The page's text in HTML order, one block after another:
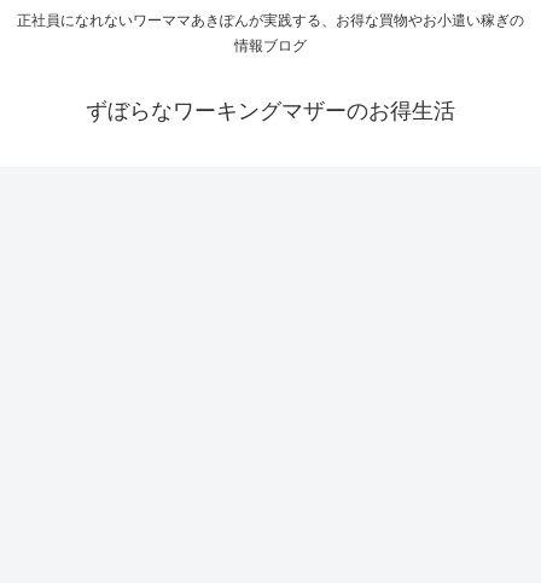
正社員になれないワーママあきぽんが実践する、お得な買物やお小遣い稼ぎの
情報ブログ
ずぼらなワーキングマザーのお得生活